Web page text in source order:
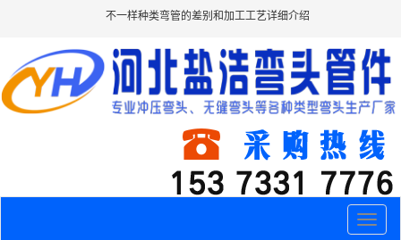
不一样种类弯管的差别和加工工艺详细介绍
Toggle